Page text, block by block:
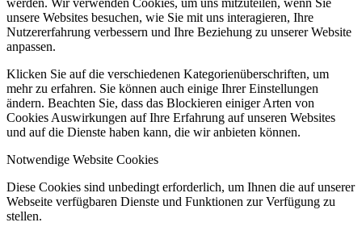
werden. Wir verwenden Cookies, um uns mitzuteilen, wenn Sie
unsere Websites besuchen, wie Sie mit uns interagieren, Ihre
Nutzererfahrung verbessern und Ihre Beziehung zu unserer Website
anpassen.
Klicken Sie auf die verschiedenen Kategorienüberschriften, um
mehr zu erfahren. Sie können auch einige Ihrer Einstellungen
ändern. Beachten Sie, dass das Blockieren einiger Arten von
Cookies Auswirkungen auf Ihre Erfahrung auf unseren Websites
und auf die Dienste haben kann, die wir anbieten können.
Notwendige Website Cookies
Diese Cookies sind unbedingt erforderlich, um Ihnen die auf unserer
Webseite verfügbaren Dienste und Funktionen zur Verfügung zu
stellen.